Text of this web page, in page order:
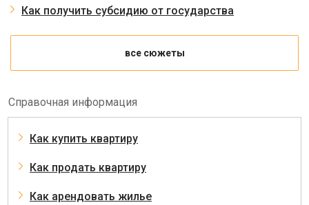
Как получить субсидию от государства
все сюжеты
Справочная информация
Как купить квартиру
Как продать квартиру
Как арендовать жилье